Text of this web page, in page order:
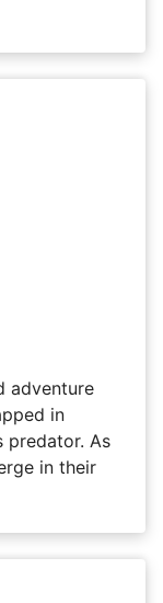
adventure
in
predator. As
in their